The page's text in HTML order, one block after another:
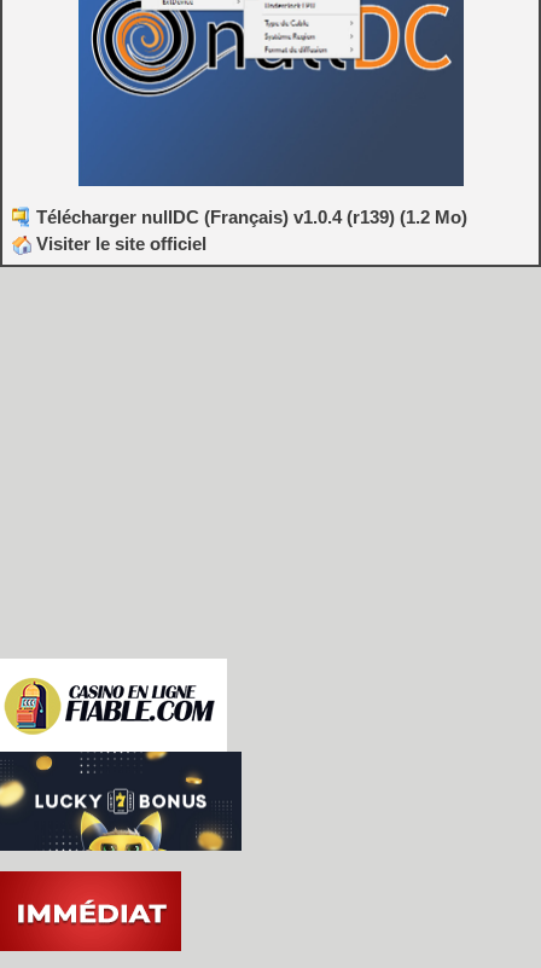
Télécharger nullDC (Français) v1.0.4 (r139) (1.2 Mo)
Visiter le site officiel